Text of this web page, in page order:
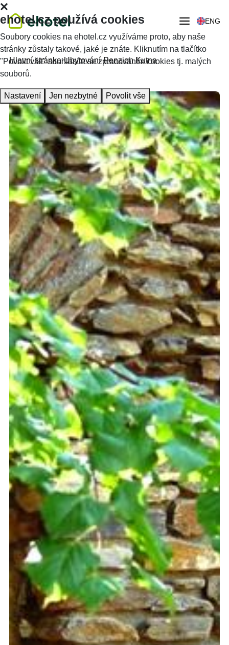
ENG
Hlavní stránka Ubytování Penzion Kutna
ehotel.cz používá cookies
Soubory cookies na ehotel.cz využíváme proto, aby naše
stránky zůstaly takové, jaké je znáte. Kliknutím na tlačítko
"Povolit vše" souhlasíte se zpracováním cookies tj. malých
souborů.
Nastavení Jen nezbytné Povolit vše